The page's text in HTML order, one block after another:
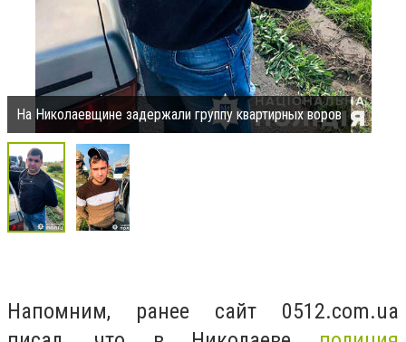
На Николаевщине задержали группу квартирных воров
Напомним, ранее сайт 0512.com.ua